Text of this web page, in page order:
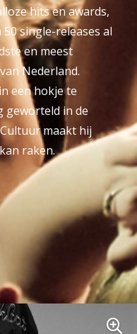
hits en awards,
single-releases al
en meest
Nederland.
een hokje te
geworteld in de
maakt hij
raken.